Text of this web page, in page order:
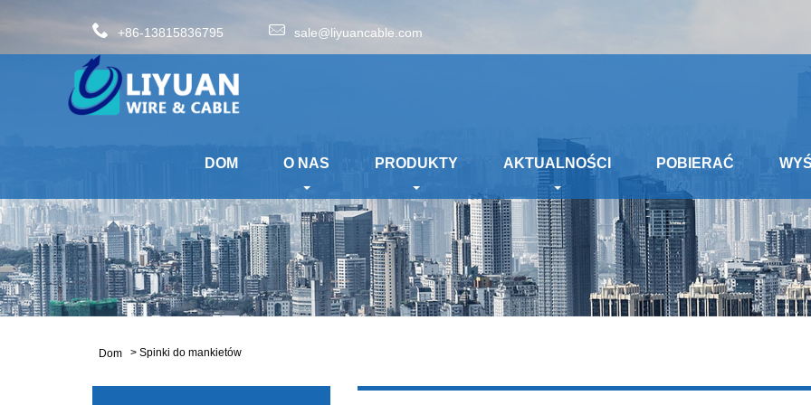
+86-13815836795 sale@liyuancable.com
DOM O NAS PRODUKTY AKTUALNOŚCI POBIERAĆ
Dom > Spinki do mankietów